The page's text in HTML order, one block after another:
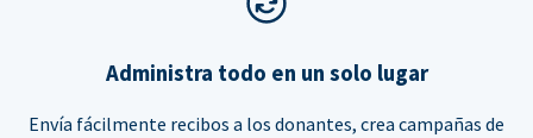
Administra todo en un solo lugar
Envía fácilmente recibos a los donantes, crea campañas de